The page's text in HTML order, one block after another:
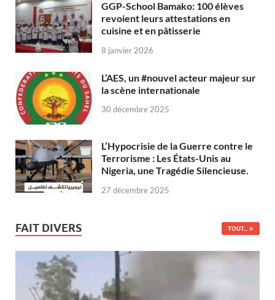
GGP-School Bamako: 100 élèves
revoient leurs attestations en
cuisine et en pâtisserie
8 janvier 2026
L’AES, un #nouvel acteur majeur sur
la scène internationale
30 décembre 2025
L’Hypocrisie de la Guerre contre le
Terrorisme : Les États-Unis au
Nigeria, une Tragédie Silencieuse.
27 décembre 2025
FAIT DIVERS TOUT...